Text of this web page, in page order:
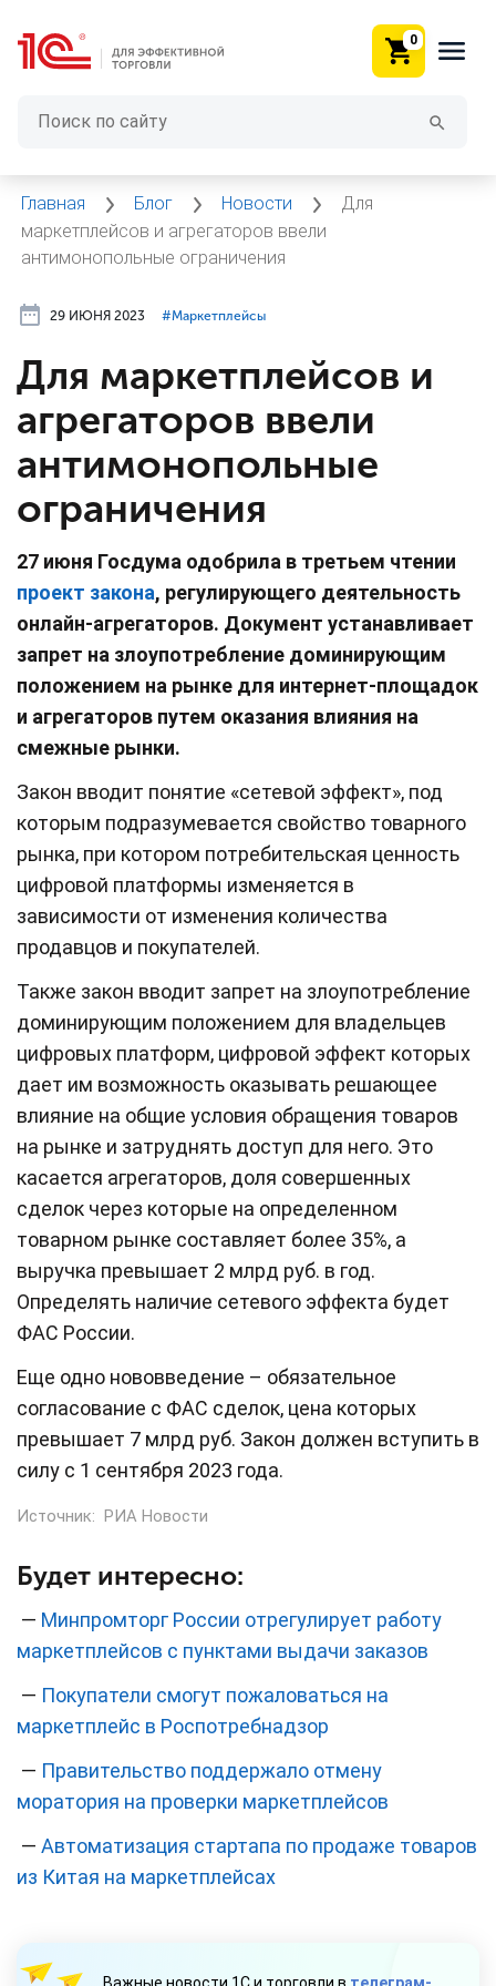
0
Главная Блог Новости
Для
маркетплейсов и агрегаторов ввели
антимонопольные ограничения
29 ИЮНЯ 2023 #⁣Маркетплейсы
Для маркетплейсов и
агрегаторов ввели
антимонопольные
ограничения
27 июня Госдума одобрила в третьем чтении
проект закона, регулирующего деятельность
онлайн-агрегаторов. Документ устанавливает
запрет на злоупотребление доминирующим
положением на рынке для интернет-площадок
и агрегаторов путем оказания влияния на
смежные рынки.
Закон вводит понятие «сетевой эффект», под
которым подразумевается свойство товарного
рынка, при котором потребительская ценность
цифровой платформы изменяется в
зависимости от изменения количества
продавцов и покупателей.
Также закон вводит запрет на злоупотребление
доминирующим положением для владельцев
цифровых платформ, цифровой эффект которых
дает им возможность оказывать решающее
влияние на общие условия обращения товаров
на рынке и затруднять доступ для него. Это
касается агрегаторов, доля совершенных
сделок через которые на определенном
товарном рынке составляет более 35%, а
выручка превышает 2 млрд руб. в год.
Определять наличие сетевого эффекта будет
ФАС России.
Еще одно нововведение – обязательное
согласование с ФАС сделок, цена которых
превышает 7 млрд руб. Закон должен вступить в
силу с 1 сентября 2023 года.
Источник: РИА Новости
Будет интересно:
— Минпромторг России отрегулирует работу
маркетплейсов с пунктами выдачи заказов
— Покупатели смогут пожаловаться на
маркетплейс в Роспотребнадзор
— Правительство поддержало отмену
моратория на проверки маркетплейсов
— Автоматизация стартапа по продаже товаров
из Китая на маркетплейсах